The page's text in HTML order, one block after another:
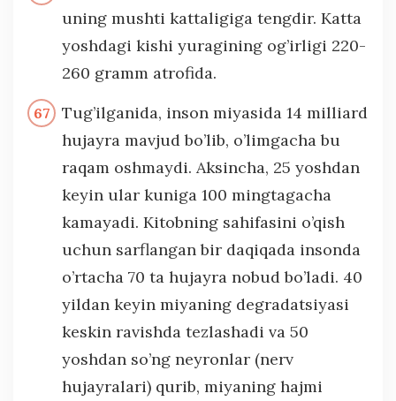
uning mushti kattaligiga tengdir. Katta
yoshdagi kishi yuragining og’irligi 220-
260 gramm atrofida.
Tug’ilganida, inson miyasida 14 milliard
hujayra mavjud bo’lib, o’limgacha bu
raqam oshmaydi. Aksincha, 25 yoshdan
keyin ular kuniga 100 mingtagacha
kamayadi. Kitobning sahifasini o’qish
uchun sarflangan bir daqiqada insonda
o’rtacha 70 ta hujayra nobud bo’ladi. 40
yildan keyin miyaning degradatsiyasi
keskin ravishda tezlashadi va 50
yoshdan so’ng neyronlar (nerv
hujayralari) qurib, miyaning hajmi